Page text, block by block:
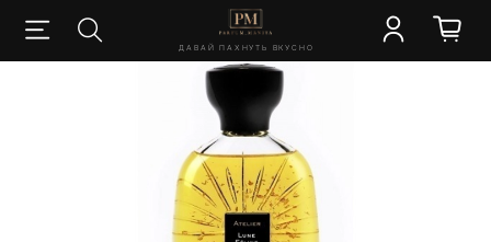
ДАВАЙ ПАХНУТЬ ВКУСНО